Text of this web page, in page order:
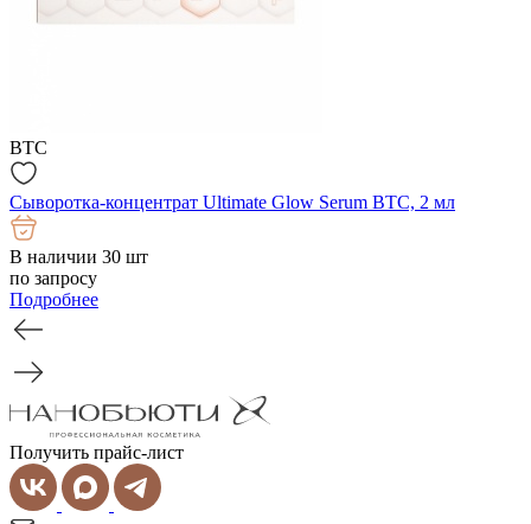
BTC
Сыворотка-концентрат Ultimate Glow Serum BTC, 2 мл
В наличии 30 шт
по запросу
Подробнее
Получить прайс-лист